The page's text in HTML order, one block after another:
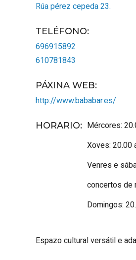
Rúa pérez cepeda 23.
TELÉFONO:
696915892
610781843
PÁXINA WEB:
http://www.bababar.es/
HORARIO: Mércores:
Xoves: 20.00
Venres e
concertos de
Domingos:
Espazo cultural versátil e